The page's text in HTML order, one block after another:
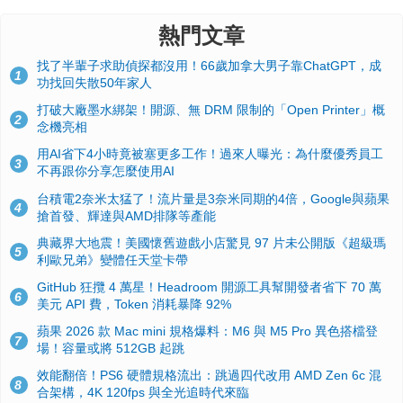
找了半輩子求助偵探都沒用！66歲加拿大男子靠ChatGPT，成
2
打破大廠墨水綁架！開源、無 DRM 限制的「Open Printer」概
念機亮相
3
用AI省下4小時竟被塞更多工作！過來人曝光：為什麼優秀員工
不再跟你分享怎麼使用AI
4
台積電2奈米太猛了！流片量是3奈米同期的4倍，Google與蘋果
搶首發、輝達與AMD排隊等產能
5
典藏界大地震！美國懷舊遊戲小店驚見 97 片未公開版《超級瑪
利歐兄弟》變體任天堂卡帶
6
GitHub 狂攬 4 萬星！Headroom 開源工具幫開發者省下 70 萬
美元 API 費，Token 消耗暴降 92%
7
蘋果 2026 款 Mac mini 規格爆料：M6 與 M5 Pro 異色搭檔登
場！容量或將 512GB 起跳
8
效能翻倍！PS6 硬體規格流出：跳過四代改用 AMD Zen 6c 混
合架構，4K 120fps 與全光追時代來臨
9
美國上半年 CD 銷量大增 16%：增速約為黑膠 7 倍，但購買者
有一半以上根本沒有播放器